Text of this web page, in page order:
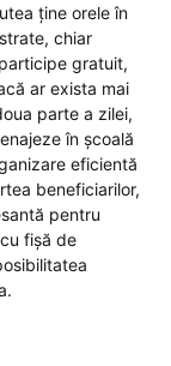
ține orele în
chiar
gratuit,
ar exista mai
parte a zilei,
în școală
eficientă
beneficiarilor,
pentru
fișă de